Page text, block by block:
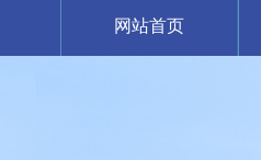
网站首页